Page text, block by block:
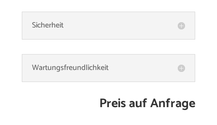
Sicherheit
Wartungsfreundlichkeit
Preis auf Anfrage